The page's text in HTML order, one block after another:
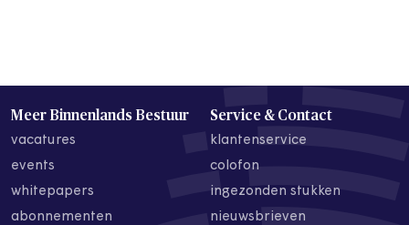
Meer Binnenlands Bestuur
vacatures
events
whitepapers
abonnementen
Service & Contact
klantenservice
colofon
ingezonden stukken
nieuwsbrieven